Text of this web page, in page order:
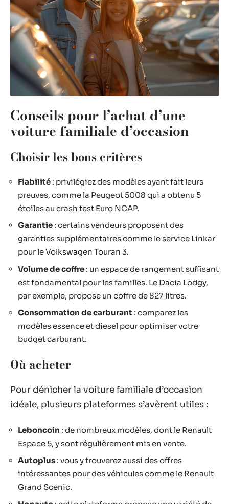
Conseils pour l’achat d’une
voiture familiale d’occasion
Choisir les bons critères
Fiabilité : privilégiez des modèles ayant fait leurs
preuves, comme la Peugeot 5008 qui a obtenu 5
étoiles au crash test Euro NCAP.
Garantie : certains vendeurs proposent des
garanties supplémentaires comme le service Linkar
pour le Volkswagen Touran 3.
Volume de coffre : un espace de rangement suffisant
est fondamental pour les familles. Le Dacia Lodgy,
par exemple, propose un coffre de 827 litres.
Consommation de carburant : comparez les
modèles essence et diesel pour optimiser votre
budget carburant.
Où acheter
Pour dénicher la voiture familiale d’occasion
idéale, plusieurs plateformes s’avèrent utiles :
Leboncoin : de nombreux modèles, dont le Renault
Espace 5, y sont régulièrement mis en vente.
Autoplus : vous y trouverez aussi des offres
intéressantes pour des véhicules comme le Renault
Grand Scenic.